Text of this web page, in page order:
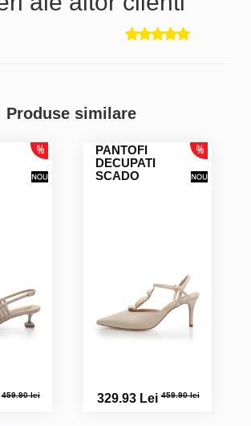
Produse similare
459.90 lei
PANTOFI
DECUPATI
SCADO
329.93 Lei459.90 lei